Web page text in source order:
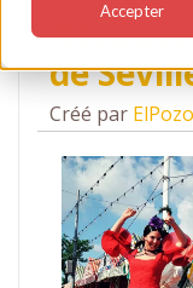
Accepter
de
Créé par ElPozo